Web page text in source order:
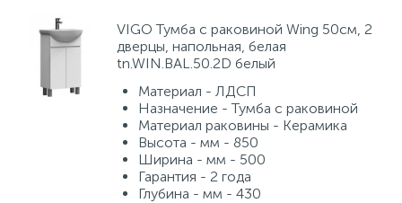
VIGO Тумба с раковиной Wing 50см, 2
дверцы, напольная, белая
tn.WIN.BAL.50.2D белый
Материал - ЛДСП
Назначение - Тумба с раковиной
Материал раковины - Керамика
Высота - мм - 850
Ширина - мм - 500
Гарантия - 2 года
Глубина - мм - 430